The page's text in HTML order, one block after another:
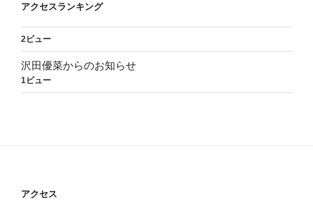
アクセスランキング
2ビュー
沢田優菜からのお知らせ
1ビュー
アクセス